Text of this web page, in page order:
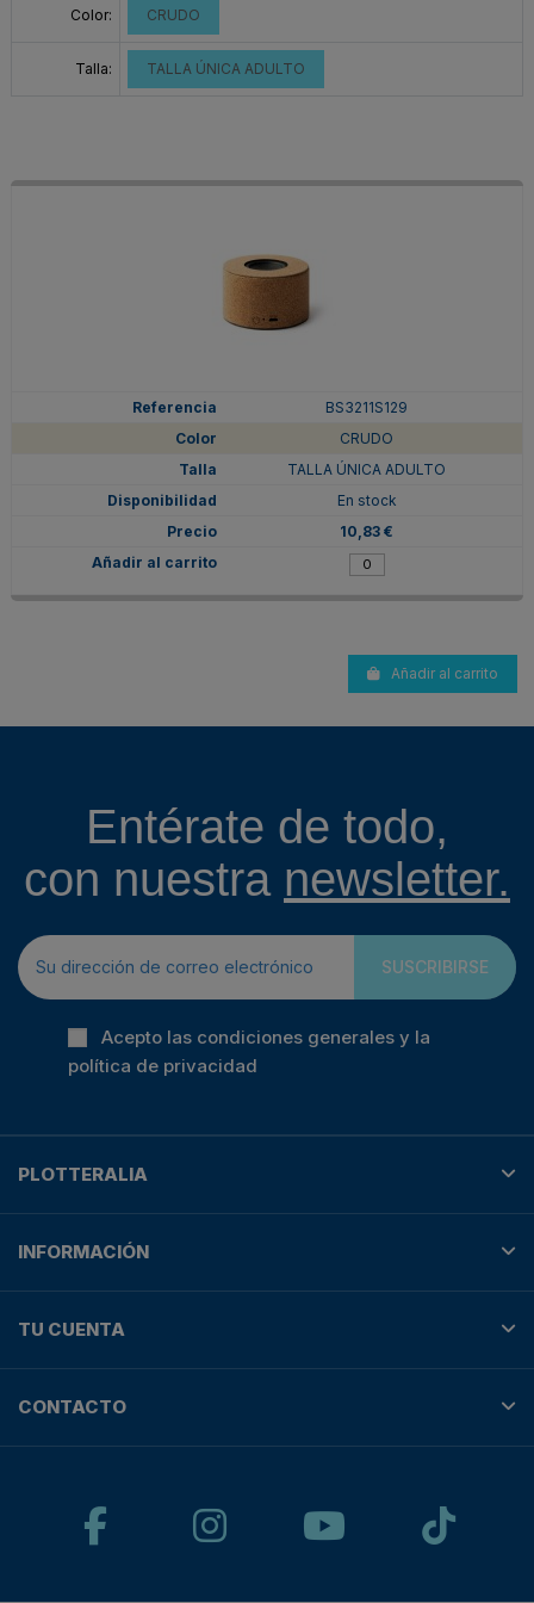
Color: CRUDO
Talla: TALLA ÚNICA ADULTO
BS3211S129
CRUDO
TALLA ÚNICA ADULTO
En stock
10,83 €
Añadir al carrito
Entérate de todo,
con nuestra newsletter.
SUSCRIBIRSE
Acepto las condiciones generales y la
política de privacidad
PLOTTERALIA
INFORMACIÓN
TU CUENTA
CONTACTO